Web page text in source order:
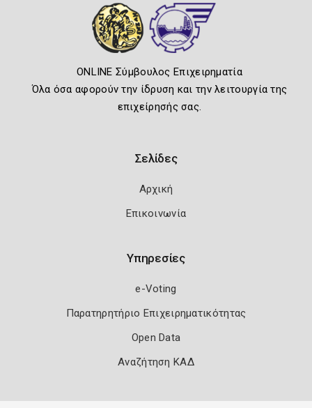
ONLINE Σύμβουλος Επιχειρηματία
Όλα όσα αφορούν την ίδρυση και την λειτουργία της
επιχείρησής σας.
Σελίδες
Αρχική
Επικοινωνία
Υπηρεσίες
e-Voting
Παρατηρητήριο Επιχειρηματικότητας
Open Data
Αναζήτηση ΚΑΔ